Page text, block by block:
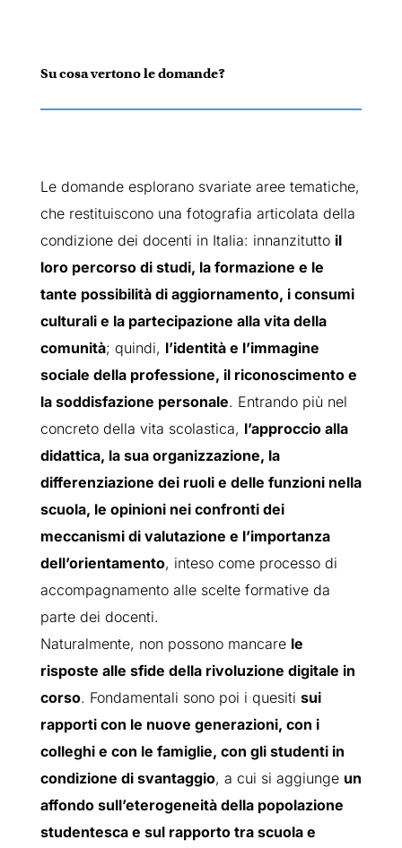
Su cosa vertono le domande?
Le domande esplorano svariate aree tematiche,
che restituiscono una fotografia articolata della
condizione dei docenti in Italia: innanzitutto il
loro percorso di studi, la formazione e le
tante possibilità di aggiornamento, i consumi
culturali e la partecipazione alla vita della
comunità; quindi, l’identità e l’immagine
sociale della professione, il riconoscimento e
la soddisfazione personale. Entrando più nel
concreto della vita scolastica, l’approccio alla
didattica, la sua organizzazione, la
differenziazione dei ruoli e delle funzioni nella
scuola, le opinioni nei confronti dei
meccanismi di valutazione e l’importanza
dell’orientamento, inteso come processo di
accompagnamento alle scelte formative da
parte dei docenti.
Naturalmente, non possono mancare le
risposte alle sfide della rivoluzione digitale in
corso. Fondamentali sono poi i quesiti sui
rapporti con le nuove generazioni, con i
colleghi e con le famiglie, con gli studenti in
condizione di svantaggio, a cui si aggiunge un
affondo sull’eterogeneità della popolazione
studentesca e sul rapporto tra scuola e